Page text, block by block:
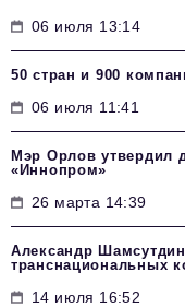
06 июля 13:14
50 стран и 900
06 июля 11:41
Мэр Орлов утвердил
«Иннопром»
26 марта 14:39
Александр
транснациональных
14 июля 16:52